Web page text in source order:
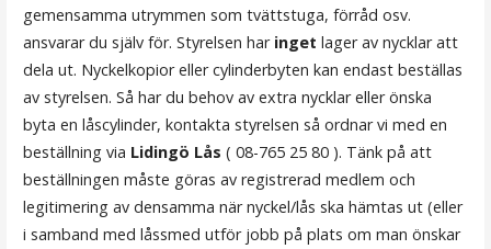
gemensamma utrymmen som tvättstuga, förråd osv.
ansvarar du själv för. Styrelsen har inget lager av nycklar att
dela ut. Nyckelkopior eller cylinderbyten kan endast beställas
av styrelsen. Så har du behov av extra nycklar eller önska
byta en låscylinder, kontakta styrelsen så ordnar vi med en
beställning via Lidingö Lås ( 08-765 25 80 ). Tänk på att
beställningen måste göras av registrerad medlem och
legitimering av densamma när nyckel/lås ska hämtas ut (eller
i samband med låssmed utför jobb på plats om man önskar